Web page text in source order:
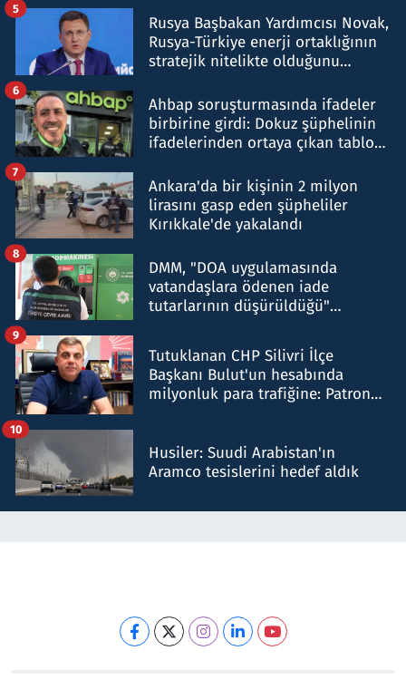
Rusya Başbakan Yardımcısı Novak,
Rusya-Türkiye enerji ortaklığının
stratejik nitelikte olduğunu
5
Ahbap soruşturmasında ifadeler
birbirine girdi: Dokuz şüphelinin
ifadelerinden ortaya çıkan tablo
6
Ankara'da bir kişinin 2 milyon
lirasını gasp eden şüpheliler
Kırıkkale'de yakalandı
7
DMM, "DOA uygulamasında
vatandaşlara ödenen iade
tutarlarının düşürüldüğü"
8
Tutuklanan CHP Silivri İlçe
Başkanı Bulut'un hesabında
milyonluk para trafiğine: Patron
9
Husiler: Suudi Arabistan'ın
Aramco tesislerini hedef aldık
10